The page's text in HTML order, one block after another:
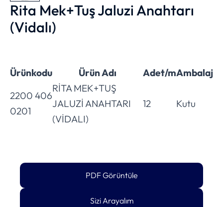
Rita Mek+Tuş Jaluzi Anahtarı
(Vidalı)
Ürünkodu Ürün Adı Adet/mAmbalaj
2200 406
0201
RİTA MEK+TUŞ
JALUZİ ANAHTARI
(VİDALI)
12 Kutu
PDF Görüntüle
Sizi Arayalım